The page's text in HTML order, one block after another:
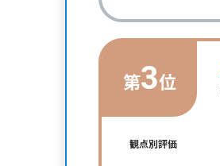
第3位
観点別評価